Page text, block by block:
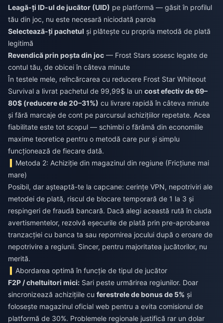
Leagă-ți ID-ul de jucător (UID) pe platformă — găsit în profilul
tău din joc, nu este necesară niciodată parola
Selectează-ți pachetul și plătește cu propria metodă de plată
legitimă
Revendică prin poșta din joc — Frost Stars sosesc legate de
contul tău, de obicei în câteva minute
În testele mele, reîncărcarea cu reducere Frost Star Whiteout
Survival a livrat pachetul de 99,99$ la un cost efectiv de 69–
80$ (reducere de 20–31%) cu livrare rapidă în câteva minute
și fără marcaje de cont pe parcursul achizițiilor repetate. Acea
fiabilitate este tot scopul — schimbi o fărâmă din economiile
maxime teoretice pentru o metodă care pur și simplu
funcționează de fiecare dată.
Metoda 2: Achiziție din magazinul din regiune (Fricțiune mai
mare)
Posibil, dar așteaptă-te la capcane: cerințe VPN, nepotriviri ale
metodei de plată, riscul de blocare temporară de 1 la 3 și
respingeri de fraudă bancară. Dacă alegi această rută în ciuda
avertismentelor, rezolvă eșecurile de plată prin pre-aprobarea
tranzacției cu banca ta sau repornirea jocului după o eroare de
nepotrivire a regiunii. Sincer, pentru majoritatea jucătorilor, nu
merită.
Abordarea optimă în funcție de tipul de jucător
F2P / cheltuitori mici: Sari peste urmărirea regiunilor. Doar
sincronizează achizițiile cu ferestrele de bonus de 5% și
folosește magazinul oficial web pentru a evita comisionul de
platformă de 30%. Problemele regionale justifică rar un dolar